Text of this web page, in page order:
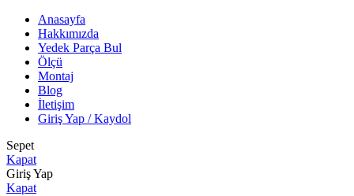
Anasayfa
Hakkımızda
Yedek Parça Bul
Ölçü
Montaj
Blog
İletişim
Giriş Yap / Kaydol
Sepet
Kapat
Giriş Yap
Kapat